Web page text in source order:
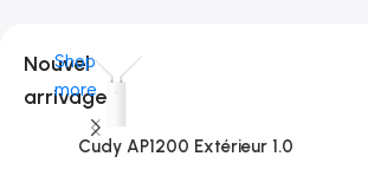
Nouvel
arrivage
Shop
more
Cudy AP1200 Extérieur 1.0